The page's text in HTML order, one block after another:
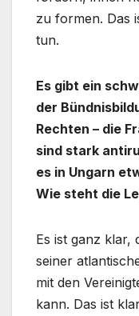
zu formen. Das
tun.
Es gibt ein
der
Rechten – die
sind stark
es in Ungarn
Wie steht die
Es ist ganz klar,
seiner
mit den
kann. Das ist